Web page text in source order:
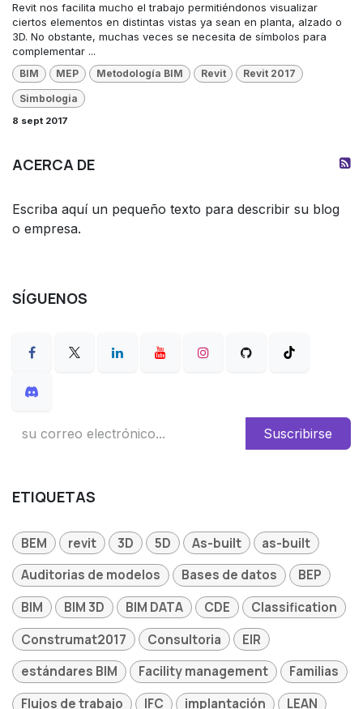
Revit nos facilita mucho el trabajo permitiéndonos visualizar
ciertos elementos en distintas vistas ya sean en planta, alzado o
3D. No obstante, muchas veces se necesita de símbolos para
complementar ...
BIM MEP Metodología BIM Revit Revit 2017
Simbologia
8 sept 2017
ACERCA DE
Escriba aquí un pequeño texto para describir su blog
o empresa.
SÍGUENOS
Suscribirse
ETIQUETAS
BEM revit 3D 5D As-built
as-built
Auditorias de modelos
Bases de datos
BEP
BIM
BIM 3D BIM DATA CDE
Classification
Construmat2017
Consultoria
EIR
estándares BIM
Facility management
Familias
Flujos de trabajo
IFC implantación
LEAN